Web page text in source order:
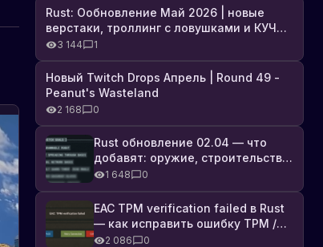
Rust: Ообновление Май 2026 | новые
верстаки, троллинг с ловушками и КУЧА
DLC3 144 1
Новый Twitch Drops Апрель | Round 49 -
Peanut's Wasteland
2 168 0
Rust обновление 02.04 — что
добавят: оружие, строительство,
технологии и Farming 2.5
1 648 0
EAC TPM verification failed в Rust
— как исправить ошибку TPM /
Secure Boot
2 086 0